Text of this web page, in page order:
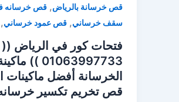
قص خرسانة بالرياض, قص خرسانه
سقف خرساني, قص عمود خرساني
فتحات كور في الرياض ((
01063997733
الخرسانة أفضل ماكينات
قص تخريم تكسير